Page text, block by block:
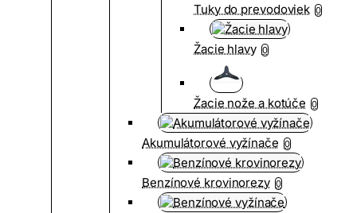
Tuky do prevodoviek 0
Žacie hlavy 0
Žacie nože a kotúče 0
Akumulátorové vyžínače 0
Benzínové krovinorezy 0